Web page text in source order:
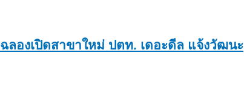
ฉลองเปิดสาขาใหม่ ปตท. เดอะดีล แจ้งวัฒนะ